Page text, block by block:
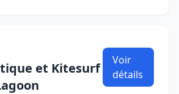
et Kitesurf
Voir
détails